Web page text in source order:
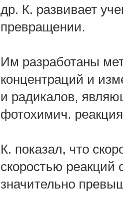
др. К. развивает
превращении.
Им разработаны
концентраций и
и радикалов,
фотохимич.
К. показал, что
скоростью реакций
значительно